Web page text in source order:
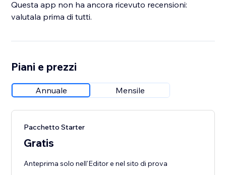
Questa app non ha ancora ricevuto recensioni:
valutala prima di tutti.
Piani e prezzi
Annuale Mensile
Pacchetto Starter
Gratis
Anteprima solo nell'Editor e nel sito di prova